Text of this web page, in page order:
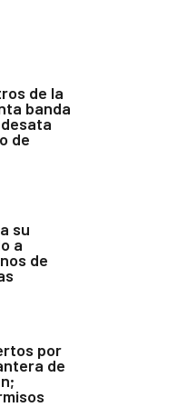
de la
banda
de
su
a
de
por
de